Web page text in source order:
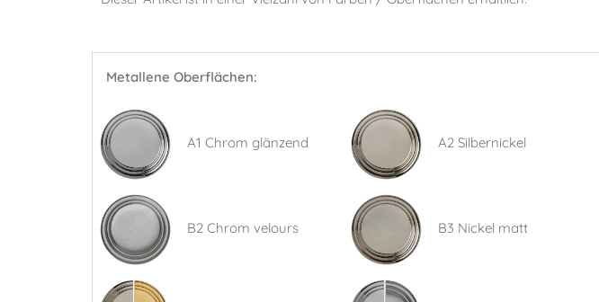
Metallene Oberflächen:
A1 Chrom glänzend A2 Silbernickel
B2 Chrom velours B3 Nickel matt